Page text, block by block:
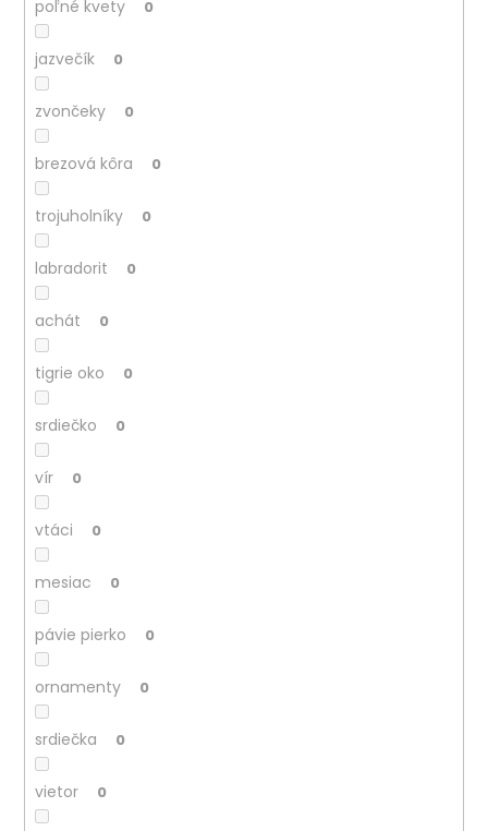
poľné kvety 0
jazvečík 0
zvončeky 0
brezová kôra 0
trojuholníky 0
labradorit 0
achát 0
tigrie oko 0
srdiečko 0
vír 0
vtáci 0
mesiac 0
pávie pierko 0
ornamenty 0
srdiečka 0
vietor 0